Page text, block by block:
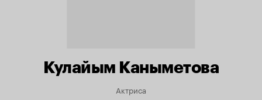
Кулайым Каныметова
Актриса